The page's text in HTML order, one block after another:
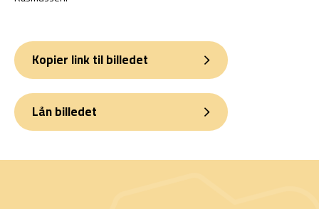
Kopier link til billedet
Lån billedet